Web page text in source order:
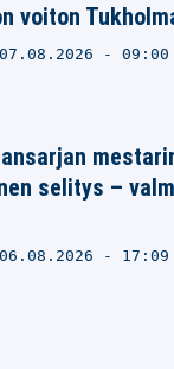
voiton
07.08.2026 - 09:00
selitys –
06.08.2026 - 17:09